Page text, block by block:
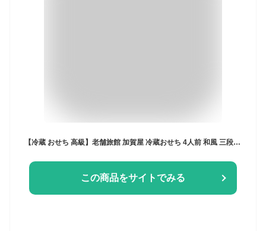
【冷蔵 おせち 高級】老舗旅館 加賀屋 冷蔵おせち 4人前 和風 三段重 全48品 高級おせち きらめき 118年の伝統の味 数量限定 送料当社負担 解凍不要 盛付済 12/31お届け［おせち料理2025］
この商品をサイトでみる